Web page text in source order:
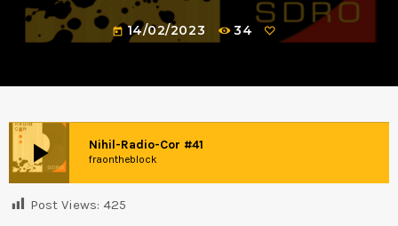
today 14/02/2023 34
play_arrow Nihil-Radio-Cor #41
fraontheblock
Post Views: 425